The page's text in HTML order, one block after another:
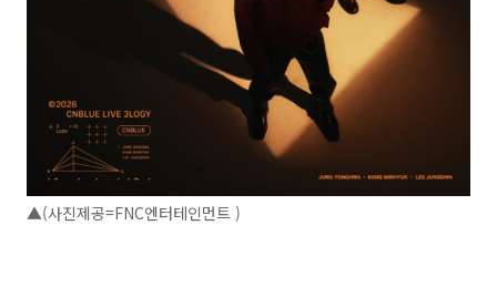
▲(사진제공=FNC엔터테인먼트 )